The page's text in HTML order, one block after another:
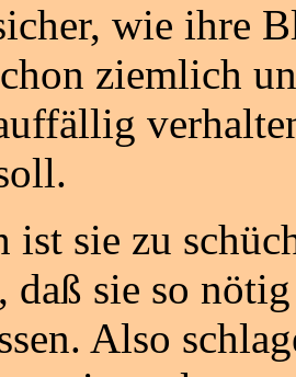
wie ihre
ziemlich
sie zu
daß sie so
Also